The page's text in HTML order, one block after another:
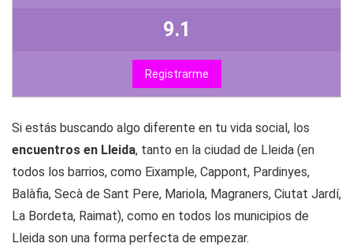
9.1
Registrarme
Si estás buscando algo diferente en tu vida social, los
encuentros en Lleida, tanto en la ciudad de Lleida (en
todos los barrios, como Eixample, Cappont, Pardinyes,
Balàfia, Secà de Sant Pere, Mariola, Magraners, Ciutat Jardí,
La Bordeta, Raimat), como en todos los municipios de
Lleida son una forma perfecta de empezar.